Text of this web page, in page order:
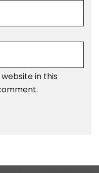
in this